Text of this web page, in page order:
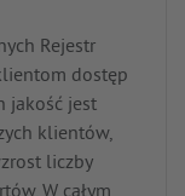
Rejestr
dostęp
jakość jest
klientów,
liczby